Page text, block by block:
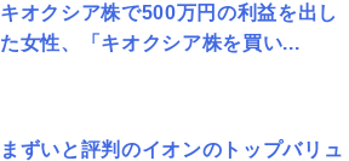
キオクシア株で500万円の利益を出し
た女性、「キオクシア株を買い...
まずいと評判のイオンのトップバリュ